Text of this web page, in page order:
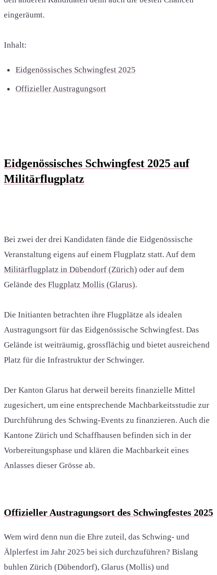
eingeräumt.
Inhalt:
Eidgenössisches Schwingfest 2025
Offizieller Austragungsort
Eidgenössisches Schwingfest 2025 auf
Militärflugplatz
Bei zwei der drei Kandidaten fände die Eidgenössische
Veranstaltung eigens auf einem Flugplatz statt. Auf dem
Militärflugplatz in Dübendorf (Zürich) oder auf dem
Gelände des Flugplatz Mollis (Glarus).
Die Initianten betrachten ihre Flugplätze als idealen
Austragungsort für das Eidgenössische Schwingfest. Das
Gelände ist weiträumig, grossflächig und bietet ausreichend
Platz für die Infrastruktur der Schwinger.
Der Kanton Glarus hat derweil bereits finanzielle Mittel
zugesichert, um eine entsprechende Machbarkeitsstudie zur
Durchführung des Schwing-Events zu finanzieren. Auch die
Kantone Zürich und Schaffhausen befinden sich in der
Vorbereitungsphase und klären die Machbarkeit eines
Anlasses dieser Grösse ab.
Offizieller Austragungsort des Schwingfestes 2025
Wem wird denn nun die Ehre zuteil, das Schwing- und
Älplerfest im Jahr 2025 bei sich durchzuführen? Bislang
buhlen Zürich (Dübendorf), Glarus (Mollis) und